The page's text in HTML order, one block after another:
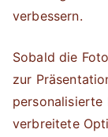
verbessern.
Sobald die
zur
personalisierte
verbreitete